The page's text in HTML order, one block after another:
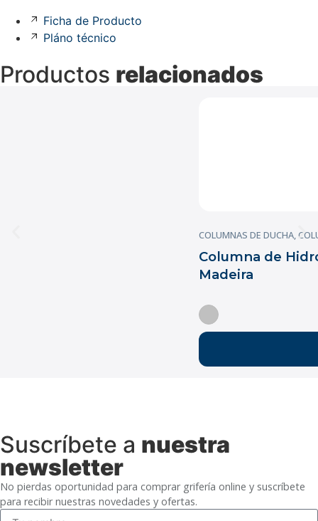
Ficha de Producto
Pláno técnico
Productos relacionados
COLUMNAS DE DUCHA,
Columna de
Madeira
Suscríbete a nuestra
newsletter
No pierdas oportunidad para comprar grifería online y suscríbete
para recibir nuestras novedades y ofertas.